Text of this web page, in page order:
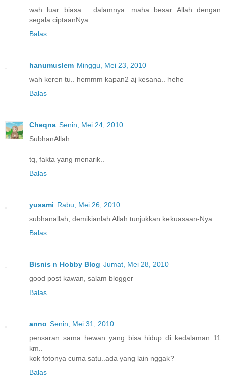
wah luar biasa......dalamnya. maha besar Allah dengan
segala ciptaanNya.
Balas
hanumuslem Minggu, Mei 23, 2010
wah keren tu.. hemmm kapan2 aj kesana.. hehe
Balas
Cheqna Senin, Mei 24, 2010
SubhanAllah...
tq, fakta yang menarik..
Balas
yusami Rabu, Mei 26, 2010
subhanallah, demikianlah Allah tunjukkan kekuasaan-Nya.
Balas
Bisnis n Hobby Blog Jumat, Mei 28, 2010
good post kawan, salam blogger
Balas
anno Senin, Mei 31, 2010
pensaran sama hewan yang bisa hidup di kedalaman 11
km..
kok fotonya cuma satu..ada yang lain nggak?
Balas